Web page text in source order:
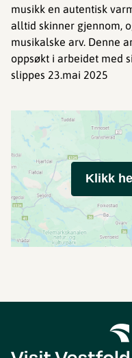
musikk en autentisk
alltid skinner gjennom,
musikalske arv. Denne
oppsøkt i arbeidet med
slippes 23.mai 2025
Klikk